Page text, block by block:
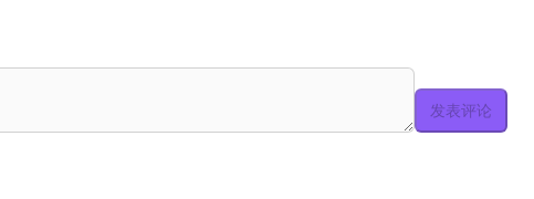
发表评论